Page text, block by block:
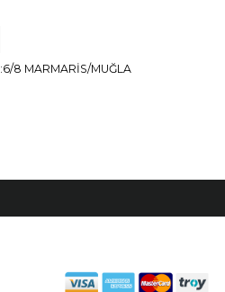
8 MARMARİS/MUĞLA